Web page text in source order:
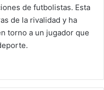
de futbolistas. Esta
de la rivalidad y ha
torno a un jugador que